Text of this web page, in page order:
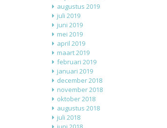
augustus 2019
juli 2019
juni 2019
mei 2019
april 2019
maart 2019
februari 2019
januari 2019
december 2018
november 2018
oktober 2018
augustus 2018
juli 2018